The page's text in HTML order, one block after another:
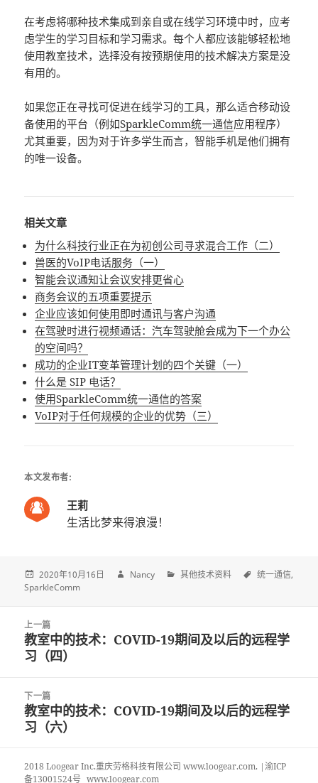
在考虑将哪种技术集成到亲自或在线学习环境中时，应考
虑学生的学习目标和学习需求。每个人都应该能够轻松地
使用教室技术，选择没有按预期使用的技术解决方案是没
有用的。
如果您正在寻找可促进在线学习的工具，那么适合移动设
备使用的平台（例如SparkleComm统一通信应用程序）
尤其重要，因为对于许多学生而言，智能手机是他们拥有
的唯一设备。
相关文章
为什么科技行业正在为初创公司寻求混合工作（二）
兽医的VoIP电话服务（一）
智能会议通知让会议安排更省心
商务会议的五项重要提示
企业应该如何使用即时通讯与客户沟通
在驾驶时进行视频通话：汽车驾驶舱会成为下一个办公
的空间吗？
成功的企业IT变革管理计划的四个关键（一）
什么是 SIP 电话？
使用SparkleComm统一通信的答案
VoIP对于任何规模的企业的优势（三）
本文发布者:
王莉
生活比梦来得浪漫！
2020年10月16日 Nancy 其他技术资料
统一通信
SparkleComm
navigation
上一篇
上
一
文
章:
教室中的技术：COVID-19期间及以后的远程学
习（四）
下一篇
下
一
文
章:
教室中的技术：COVID-19期间及以后的远程学
习（六）
2018 Loogear Inc.重庆劳格科技有限公司 www.loogear.com. |渝ICP
备13001524号 www.loogear.com